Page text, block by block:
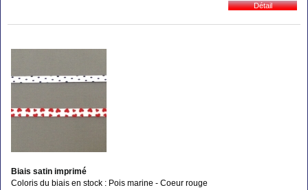
Biais satin imprimé
Coloris du biais en stock : Pois marine - Coeur rouge